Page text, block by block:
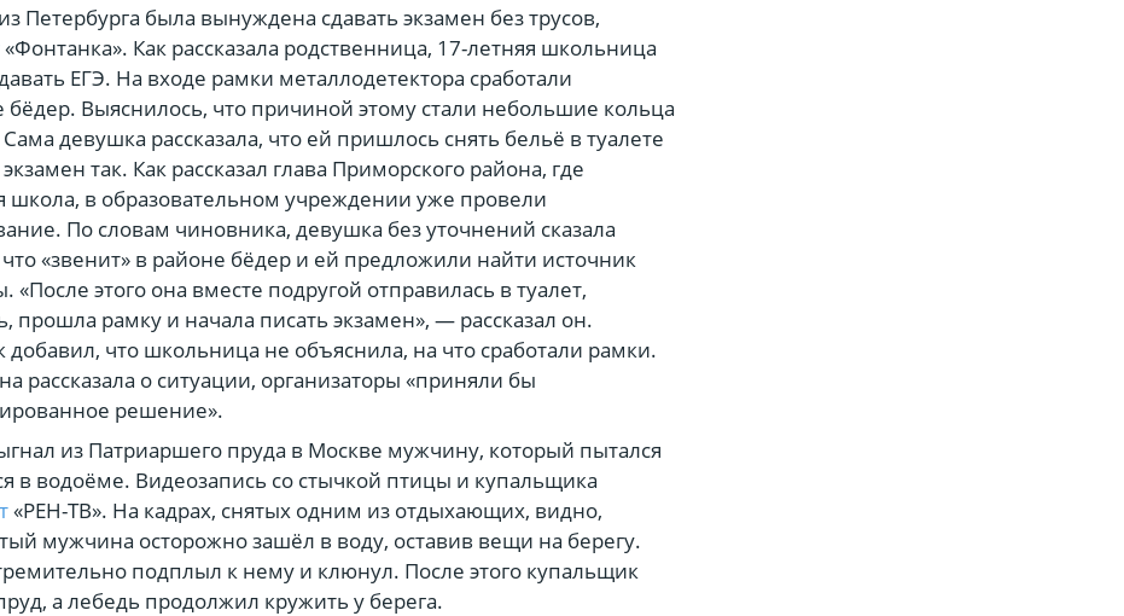
Петербурга была вынуждена сдавать экзамен без трусов,
«Фонтанка». Как рассказала родственница, 17-летняя школьница
ЕГЭ. На входе рамки металлодетектора сработали
бёдер. Выяснилось, что причиной этому стали небольшие кольца
девушка рассказала, что ей пришлось снять бельё в туалете
так. Как рассказал глава Приморского района, где
школа, в образовательном учреждении уже провели
По словам чиновника, девушка без уточнений сказала
что «звенит» в районе бёдер и ей предложили найти источник
«После этого она вместе подругой отправилась в туалет,
прошла рамку и начала писать экзамен», — рассказал он.
что школьница не объяснила, на что сработали рамки.
рассказала о ситуации, организаторы «приняли бы
решение».
из Патриаршего пруда в Москве мужчину, который пытался
в водоёме. Видеозапись со стычкой птицы и купальщика
«РЕН-ТВ». На кадрах, снятых одним из отдыхающих, видно,
мужчина осторожно зашёл в воду, оставив вещи на берегу.
подплыл к нему и клюнул. После этого купальщик
а лебедь продолжил кружить у берега.